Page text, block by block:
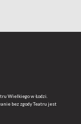
Wielkiego w Łodzi.
bez zgody Teatru jest